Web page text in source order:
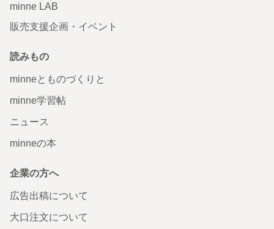
minne LAB
販売支援企画・イベント
読みもの
minneとものづくりと
minne学習帖
ニュース
minneの本
企業の方へ
広告出稿について
大口注文について